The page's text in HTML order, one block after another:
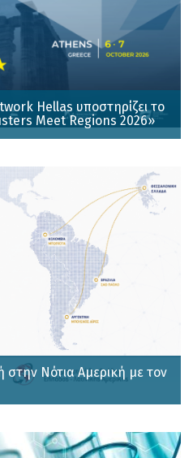
Hellas υποστηρίζει το
Meet Regions 2026»
στην Νότια Αμερική με τον